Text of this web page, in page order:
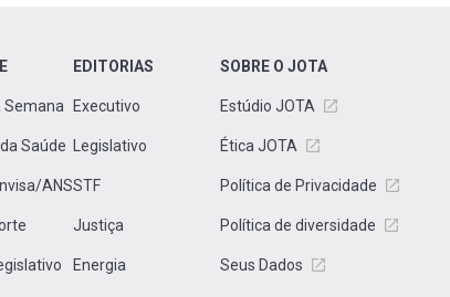
Semana
Saúde
ANS
EDITORIAS
Executivo
Legislativo
STF
Justiça
Energia
SOBRE O JOTA
Estúdio JOTA
Ética JOTA
Política de Privacidade
Política de diversidade
Seus Dados